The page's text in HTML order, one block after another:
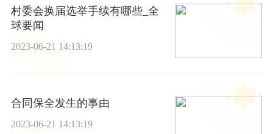
村委会换届选举手续有哪些_全
球要闻
2023-06-21 14:13:19
合同保全发生的事由
2023-06-21 14:13:19